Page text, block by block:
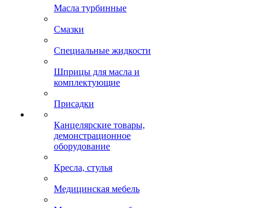
Масла турбинные
Смазки
Специальные жидкости
Шприцы для масла и
комплектующие
Присадки
Канцелярские товары,
демонстрационное
оборудование
Кресла, стулья
Медицинская мебель